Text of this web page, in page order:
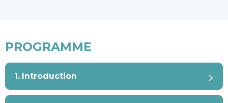
PROGRAMME
1. Introduction